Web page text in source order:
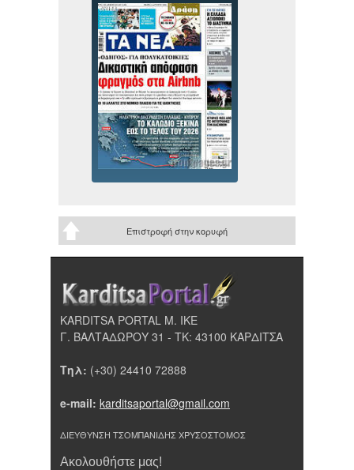
Επιστροφή στην κορυφή
KARDITSA PORTAL Μ. ΙΚΕ
Γ. ΒΑΛΤΑΔΩΡΟΥ 31 - ΤΚ: 43100 ΚΑΡΔΙΤΣΑ
Τηλ: (+30) 24410 72888
e-mail: karditsaportal@gmail.com
ΔΙΕΥΘΥΝΣΗ ΤΣΟΜΠΑΝΙΔΗΣ ΧΡΥΣΟΣΤΟΜΟΣ
Ακολουθήστε μας!